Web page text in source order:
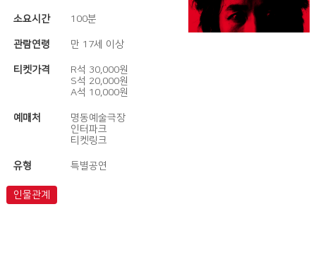
소요시간 100분
관람연령 만 17세 이상
티켓가격
R석 30,000원
S석 20,000원
A석 10,000원
예매처
명동예술극장
인터파크
티켓링크
유형 특별공연
인물관계